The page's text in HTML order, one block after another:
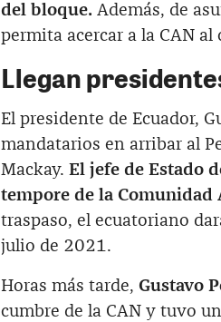
del bloque. Además, de
permita acercar a la CAN al
Llegan
El presidente de Ecuador,
mandatarios en arribar al
Mackay. El jefe de Estado
tempore de la Comunidad
traspaso, el ecuatoriano
julio de 2021.
Horas más tarde, Gustavo
cumbre de la CAN y tuvo